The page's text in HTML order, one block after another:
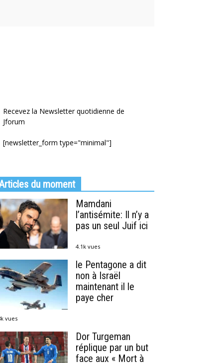
Recevez la Newsletter quotidienne de
Jforum
[newsletter_form type="minimal"]
du moment
Mamdani
l’antisémite: Il n’y a
pas un seul Juif ici
4.1k vues
le Pentagone a dit
non à Israël
maintenant il le
paye cher
vues
Dor Turgeman
réplique par un but
face aux « Mort à